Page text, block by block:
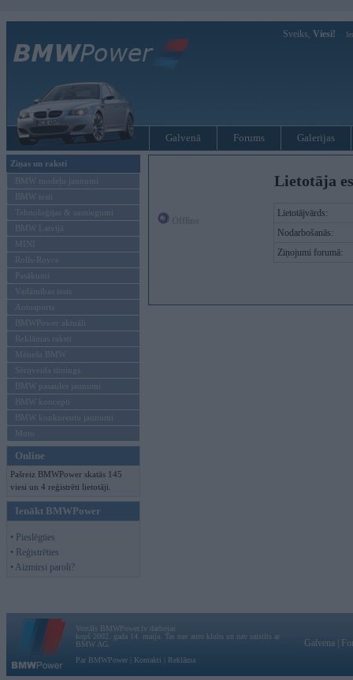
Sveiks, Viesi!
Galvenā Forums Galerijas
Ziņas un raksti
BMW modeļu jaunumi
BMW testi
Tehnoloģijas & sasniegumi
BMW Latvijā
MINI
Rolls-Royce
Pasākumi
Vadāmības tests
Autosports
BMWPower aktuāli
Reklāmas raksti
Mēneša BMW
Sērijveida tūnings
BMW pasaules jaunumi
BMW koncepti
BMW konkurentu jaunumi
Moto
Online
Pašreiz BMWPower skatās 145
viesi un 4 reģistrēti lietotāji.
Ienākt BMWPower
• Pieslēgties
• Reģistrēties
• Aizmirsi paroli?
Lietotāja
Lietotājvārds:
Nodarbošanās:
Ziņojumi forumā:
Vortāls BMWPower.lv darbojas
kopš 2002. gada 14. maija. Tas nav auto klubs un nav saistīts ar
BMW AG.
Par BMWPower
Kontakti Reklāma
Galvena